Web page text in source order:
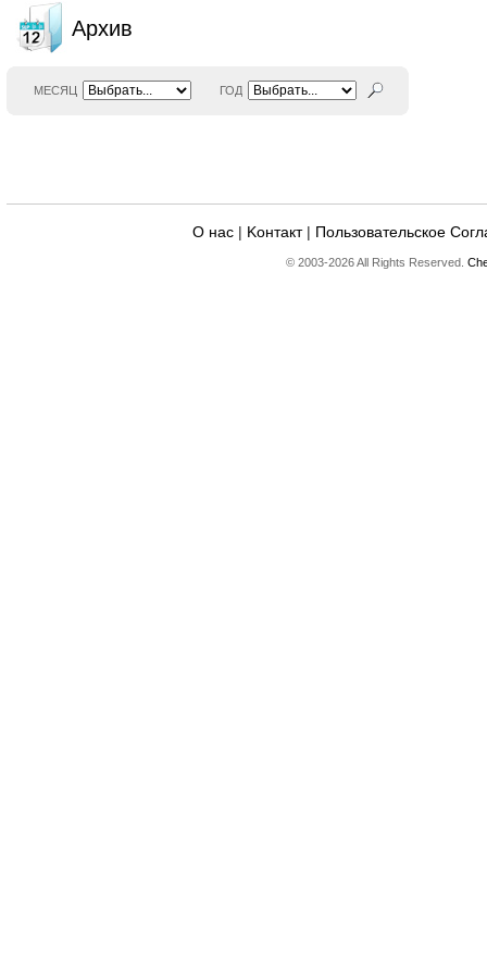
Архив
МЕСЯЦ ГОД
О нас | Kонтакт| Пользовательское
© 2003-2026 All Rights Reserved.